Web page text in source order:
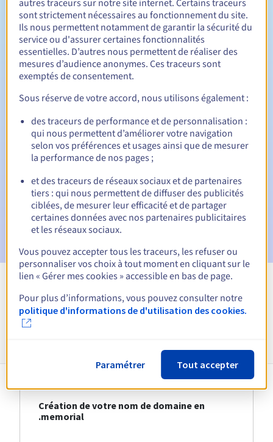
Durée de renouvellement Entre 1 et 10 ans
Période de rédemption
Notifications automatiques :
E-mails d'avertissement : 60, 30, 15, 7 et 3 jours avant la
date d'échéance
E-mail le jour de l'expirationpour notification de la
suspension du nom de domaine
E-mail après la période de grâce de rédemptionpour
notification de la suppression du nom de domaine
Voir toutes les extensions
Création de votre nom de domaine en
.memorial
autres traceurs sur notre site internet. Certains traceurs
sont strictement nécessaires au fonctionnement du site.
Ils nous permettent notamment de garantir la sécurité du
service ou d'assurer certaines fonctionnalités
essentielles. D’autres nous permettent de réaliser des
mesures d’audience anonymes. Ces traceurs sont
exemptés de consentement.
Sous réserve de votre accord, nous utilisons également :
des traceurs de performance et de personnalisation :
qui nous permettent d’améliorer votre navigation
selon vos préférences et usages ainsi que de mesurer
la performance de nos pages ;
et des traceurs de réseaux sociaux et de partenaires
tiers : qui nous permettent de diffuser des publicités
ciblées, de mesurer leur efficacité et de partager
certaines données avec nos partenaires publicitaires
et les réseaux sociaux.
Vous pouvez accepter tous les traceurs, les refuser ou
personnaliser vos choix à tout moment en cliquant sur le
lien « Gérer mes cookies » accessible en bas de page.
Pour plus d’informations, vous pouvez consulter notre
politique d'informations de d'utilisation des cookies.
Paramétrer Tout accepter